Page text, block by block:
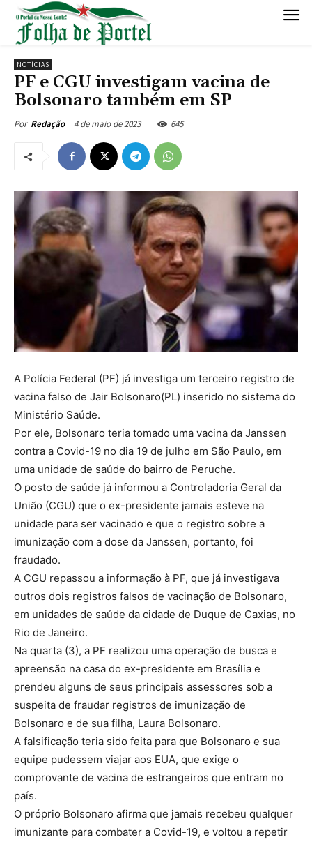
NOTÍCIAS
PF e CGU investigam vacina de
Bolsonaro também em SP
Por Redação 4 de maio de 2023 645
A Polícia Federal (PF) já investiga um terceiro registro de
vacina falso de Jair Bolsonaro(PL) inserido no sistema do
Ministério Saúde.
Por ele, Bolsonaro teria tomado uma vacina da Janssen
contra a Covid-19 no dia 19 de julho em São Paulo, em
uma unidade de saúde do bairro de Peruche.
O posto de saúde já informou a Controladoria Geral da
União (CGU) que o ex-presidente jamais esteve na
unidade para ser vacinado e que o registro sobre a
imunização com a dose da Janssen, portanto, foi
fraudado.
A CGU repassou a informação à PF, que já investigava
outros dois registros falsos de vacinação de Bolsonaro,
em unidades de saúde da cidade de Duque de Caxias, no
Rio de Janeiro.
Na quarta (3), a PF realizou uma operação de busca e
apreensão na casa do ex-presidente em Brasília e
prendeu alguns de seus principais assessores sob a
suspeita de fraudar registros de imunização de
Bolsonaro e de sua filha, Laura Bolsonaro.
A falsificação teria sido feita para que Bolsonaro e sua
equipe pudessem viajar aos EUA, que exige o
comprovante de vacina de estrangeiros que entram no
país.
O próprio Bolsonaro afirma que jamais recebeu qualquer
imunizante para combater a Covid-19, e voltou a repetir